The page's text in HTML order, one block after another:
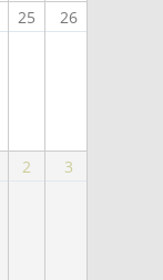
25 26
2 3